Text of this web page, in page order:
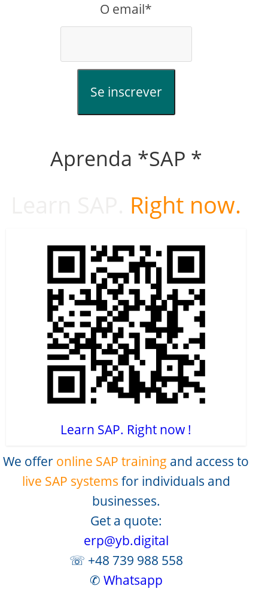
O email*
Se inscrever
Aprenda *SAP *
Right now.
Learn SAP. Right now !
We offer online SAP training and access to
live SAP systems for individuals and
businesses.
Get a quote:
erp@yb.digital
☏ +48 739 988 558
✆ Whatsapp